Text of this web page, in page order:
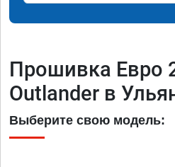
Прошивка Евро
Outlander в
Выберите свою модель: